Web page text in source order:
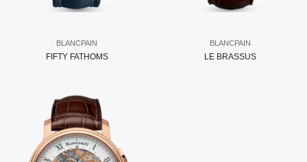
BLANCPAIN
FIFTY FATHOMS
BLANCPAIN
LE BRASSUS